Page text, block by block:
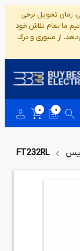
زمان تحویل برخی
ما تمام تلاش خود
از صبوری و درک
0
0
FT232RL